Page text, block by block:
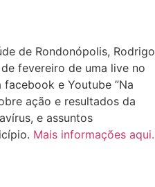
de Rondonópolis, Rodrigo
fevereiro de uma live no
e Youtube ”Na
ação e resultados da
e assuntos
Mais informações aqui.